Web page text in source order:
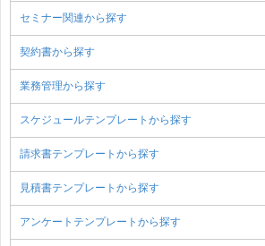
セミナー関連から探す
契約書から探す
業務管理から探す
スケジュールテンプレートから探す
請求書テンプレートから探す
見積書テンプレートから探す
アンケートテンプレートから探す